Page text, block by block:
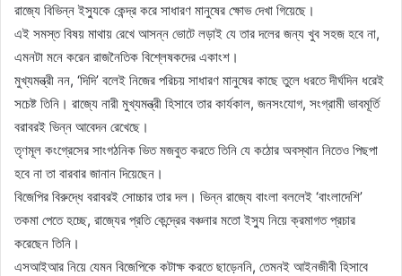
রাজ্যে বিভিন্ন ইস্যুকে কেন্দ্র করে সাধারণ মানুষের ক্ষোভ দেখা গিয়েছে।
এই সমস্ত বিষয় মাথায় রেখে আসন্ন ভোটে লড়াই যে তার দলের জন্য খুব সহজ হবে না,
এমনটা মনে করেন রাজনৈতিক বিশ্লেষকদের একাংশ।
মুখ্যমন্ত্রী নন, ‘দিদি’ বলেই নিজের পরিচয় সাধারণ মানুষের কাছে তুলে ধরতে দীর্ঘদিন ধরেই
সচেষ্ট তিনি। রাজ্যে নারী মুখ্যমন্ত্রী হিসাবে তার কার্যকাল, জনসংযোগ, সংগ্রামী ভাবমূর্তি
বরাবরই ভিন্ন আবেদন রেখেছে।
তৃণমূল কংগ্রেসের সাংগঠনিক ভিত মজবুত করতে তিনি যে কঠোর অবস্থান নিতেও পিছপা
হবে না তা বারবার জানান দিয়েছেন।
বিজেপির বিরুদ্ধে বরাবরই সোচ্চার তার দল। ভিন্ন রাজ্যে বাংলা বললেই ‘বাংলাদেশি’
তকমা পেতে হচ্ছে, রাজ্যের প্রতি কেন্দ্রের বঞ্চনার মতো ইস্যু নিয়ে ক্রমাগত প্রচার
করেছেন তিনি।
এসআইআর নিয়ে যেমন বিজেপিকে কটাক্ষ করতে ছাড়েননি, তেমনই আইনজীবী হিসাবে